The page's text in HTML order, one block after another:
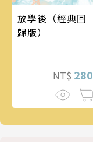
放學後（經典回
歸版）
NT$ 280